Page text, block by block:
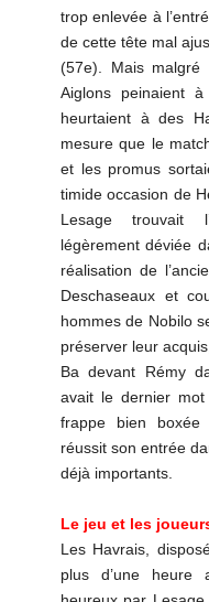
trop enlevée à
de cette tête mal
(57e). Mais malgré
Aiglons peinaient
heurtaient à des
mesure que le
et les promus
timide occasion de
Lesage trouvait
légèrement déviée
réalisation de
Deschaseaux et
hommes de Nobilo
préserver leur
Ba devant Rémy
avait le dernier mot
frappe bien
réussit son entrée
déjà importants.
Le jeu et les
Les Havrais,
plus d’une heure